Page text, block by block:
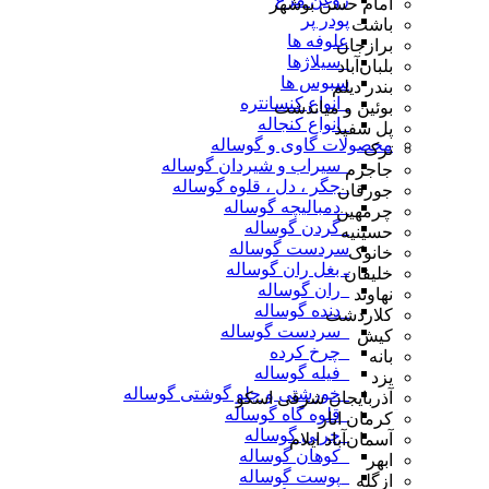
پودر پر
علوفه ها
_سیلاژها
سبوس ها
_انواع کنسانتره
_انواع کنجاله
محصولات گاوی و گوساله
_سیراب و شیردان گوساله
_جگر ، دل ، قلوه گوساله
_دمبالیچه گوساله
_گردن گوساله
سردست گوساله
ـ بغل ران گوساله
_ران گوساله
_دنده گوساله
_سردست گوساله
_چرخ کرده
_فیله گوساله
_خورشتی و چلو گوشتی گوساله
_قلوه گاه گوساله
_چربی گوساله
_کوهان گوساله
_پوست گوساله
امام حسن بوشهر
باشت
برازجان
بلبان‌آباد
بندر دیلم
بوئین و میاندشت
پل سفید
ترک
جاجرم
جورقان
چرمهین
حسینیه
خانوک
خلیفان
نهاوند
کلاردشت
کیش
بانه
یزد
آذربایجان شرقی اسکو
کرمان انار
آسمان‌آباد ایلام
ابهر
ازگله